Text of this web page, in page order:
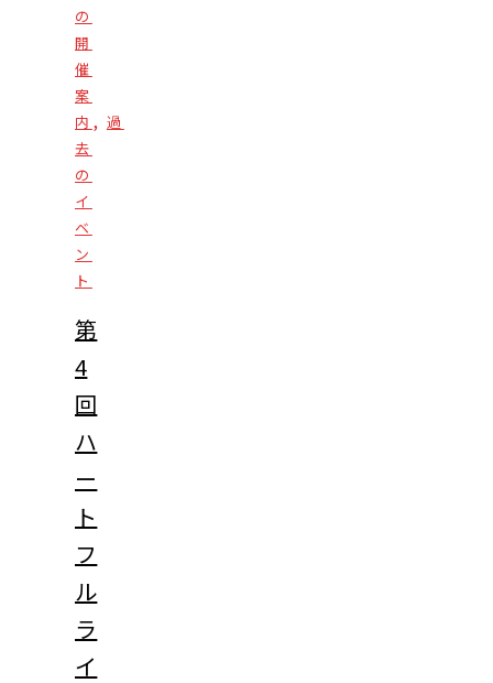
の
開
催
案
内 , 過
去
の
イ
ベ
ン
ト
第
4
回
ハ
ー
ト
フ
ル
ラ
イ